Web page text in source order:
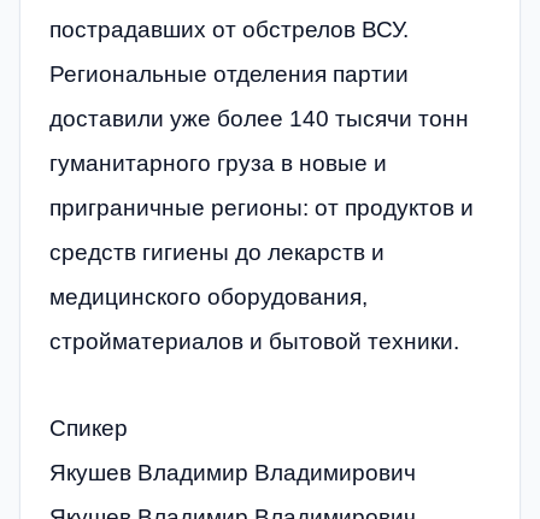
пострадавших от обстрелов ВСУ.
Региональные отделения партии
доставили уже более 140 тысячи тонн
гуманитарного груза в новые и
приграничные регионы: от продуктов и
средств гигиены до лекарств и
медицинского оборудования,
стройматериалов и бытовой техники.
Спикер
Якушев Владимир Владимирович